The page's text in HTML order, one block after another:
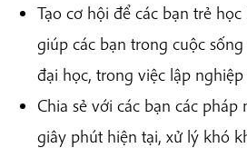
Tạo cơ hội để các bạn trẻ
giúp các bạn trong cuộc
đại học, trong việc lập
Chia sẻ với các bạn các
giây phút hiện tại, xử lý khó